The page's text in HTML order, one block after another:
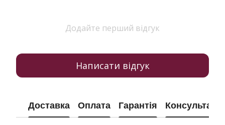
Додайте перший відгук
Написати відгук
Доставка Оплата Гарантія Консультація